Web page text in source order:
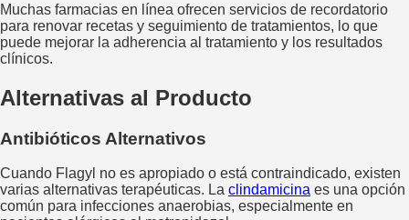
Muchas farmacias en línea ofrecen servicios de recordatorio
para renovar recetas y seguimiento de tratamientos, lo que
puede mejorar la adherencia al tratamiento y los resultados
clínicos.
Alternativas al Producto
Antibióticos Alternativos
Cuando Flagyl no es apropiado o está contraindicado, existen
varias alternativas terapéuticas. La clindamicina es una opción
común para infecciones anaerobias, especialmente en